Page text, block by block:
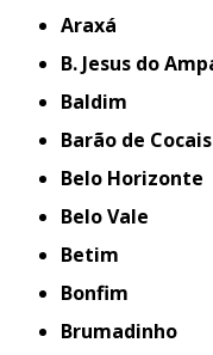
Araxá
B. Jesus do
Baldim
Barão de Cocais
Belo Horizonte
Belo Vale
Betim
Bonfim
Brumadinho